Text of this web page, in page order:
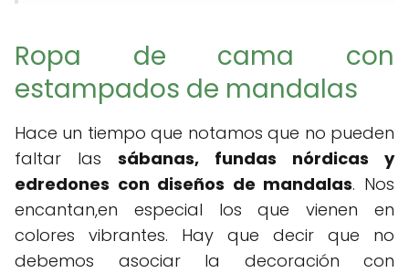
Ropa de cama con
estampados de mandalas
Hace un tiempo que notamos que no pueden
faltar las sábanas, fundas nórdicas y
edredones con diseños de mandalas. Nos
encantan,en especial los que vienen en
colores vibrantes. Hay que decir que no
debemos asociar la decoración con